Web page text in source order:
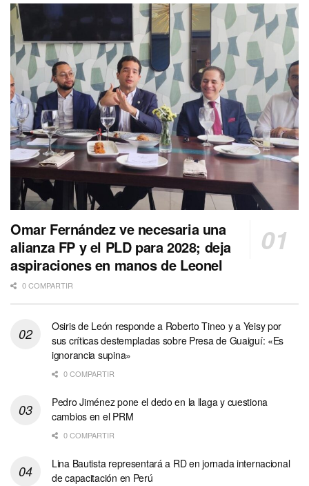
Omar Fernández ve necesaria una
alianza FP y el PLD para 2028; deja
aspiraciones en manos de Leonel
0 COMPARTIR
Osiris de León responde a Roberto Tineo y a Yeisy por
sus críticas destempladas sobre Presa de Guaiguí: «Es
ignorancia supina»
0 COMPARTIR
Pedro Jiménez pone el dedo en la llaga y cuestiona
cambios en el PRM
0 COMPARTIR
Lina Bautista representará a RD en jornada internacional
de capacitación en Perú